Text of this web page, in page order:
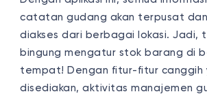
catatan gudang akan terpusat
diakses dari berbagai lokasi. Jadi,
bingung mengatur stok barang di
tempat! Dengan fitur-fitur canggih
disediakan, aktivitas manajemen